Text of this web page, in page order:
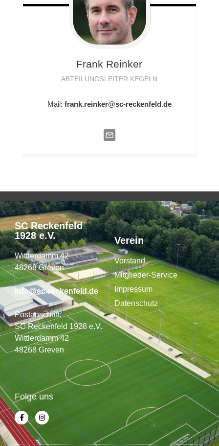
Frank Reinker
ABTEILUNGSLEITER KEGELN
Mail: frank.reinker@sc-reckenfeld.de
SC Reckenfeld
1928 e.V.
Wittlerdamm 42
48268 Greven
info@sc-reckenfeld.de
Postanschrift:
SC Reckenfeld 1928 e.V.
Wittlerdamm 42
48268 Greven
Verein
Vorstand
Mitglieder-Service
Impressum
Datenschutz
Folge uns